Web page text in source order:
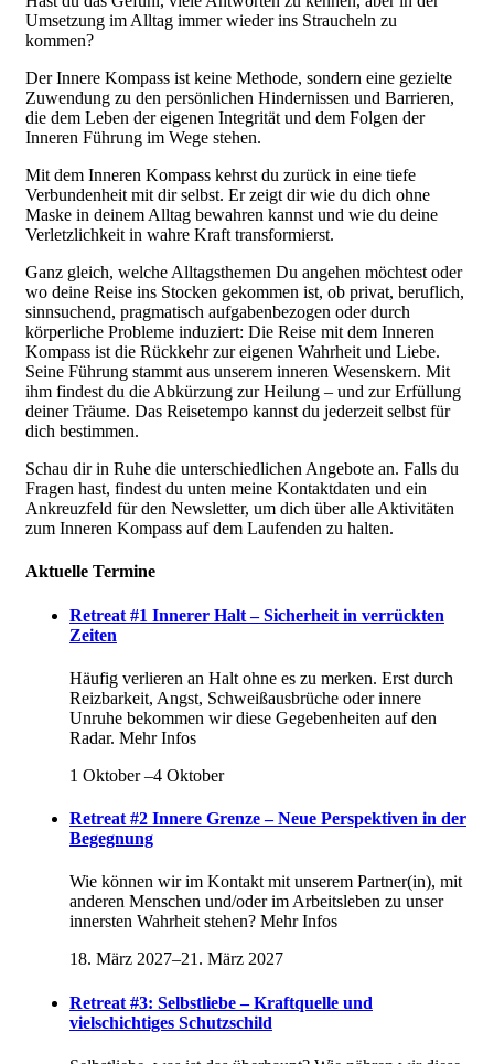
Umsetzung im Alltag immer wieder ins Straucheln zu
kommen?
Der Innere Kompass ist keine Methode, sondern eine gezielte
Zuwendung zu den persönlichen Hindernissen und Barrieren,
die dem Leben der eigenen Integrität und dem Folgen der
Inneren Führung im Wege stehen.
Mit dem Inneren Kompass kehrst du zurück in eine tiefe
Verbundenheit mit dir selbst. Er zeigt dir wie du dich ohne
Maske in deinem Alltag bewahren kannst und wie du deine
Verletzlichkeit in wahre Kraft transformierst.
Ganz gleich, welche Alltagsthemen Du angehen möchtest oder
wo deine Reise ins Stocken gekommen ist, ob privat, beruflich,
sinnsuchend, pragmatisch aufgabenbezogen oder durch
körperliche Probleme induziert: Die Reise mit dem Inneren
Kompass ist die Rückkehr zur eigenen Wahrheit und Liebe.
Seine Führung stammt aus unserem inneren Wesenskern. Mit
ihm findest du die Abkürzung zur Heilung – und zur Erfüllung
deiner Träume. Das Reisetempo kannst du jederzeit selbst für
dich bestimmen.
Schau dir in Ruhe die unterschiedlichen Angebote an. Falls du
Fragen hast, findest du unten meine Kontaktdaten und ein
Ankreuzfeld für den Newsletter, um dich über alle Aktivitäten
zum Inneren Kompass auf dem Laufenden zu halten.
Aktuelle Termine
Retreat #1 Innerer Halt – Sicherheit in verrückten
Zeiten
Häufig verlieren an Halt ohne es zu merken. Erst durch
Reizbarkeit, Angst, Schweißausbrüche oder innere
Unruhe bekommen wir diese Gegebenheiten auf den
Radar. Mehr Infos
1 Oktober–4 Oktober
Retreat #2 Innere Grenze – Neue Perspektiven in der
Begegnung
Wie können wir im Kontakt mit unserem Partner(in), mit
anderen Menschen und/oder im Arbeitsleben zu unser
innersten Wahrheit stehen? Mehr Infos
18. März 2027–21. März 2027
Retreat #3: Selbstliebe – Kraftquelle und
vielschichtiges Schutzschild